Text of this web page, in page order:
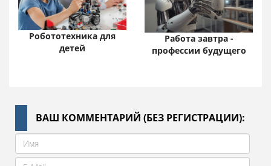
Робототехника для
детей
Работа завтра -
профессии будущего
ВАШ КОММЕНТАРИЙ (БЕЗ РЕГИСТРАЦИИ):